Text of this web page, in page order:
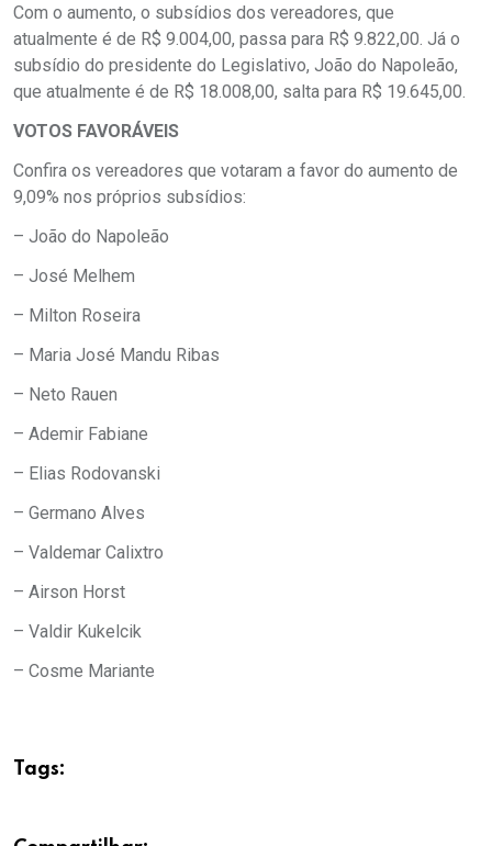
Com o aumento, o subsídios dos vereadores, que
atualmente é de R$ 9.004,00, passa para R$ 9.822,00. Já o
subsídio do presidente do Legislativo, João do Napoleão,
que atualmente é de R$ 18.008,00, salta para R$ 19.645,00.
VOTOS FAVORÁVEIS
Confira os vereadores que votaram a favor do aumento de
9,09% nos próprios subsídios:
– João do Napoleão
– José Melhem
– Milton Roseira
– Maria José Mandu Ribas
– Neto Rauen
– Ademir Fabiane
– Elias Rodovanski
– Germano Alves
– Valdemar Calixtro
– Airson Horst
– Valdir Kukelcik
– Cosme Mariante
Tags: